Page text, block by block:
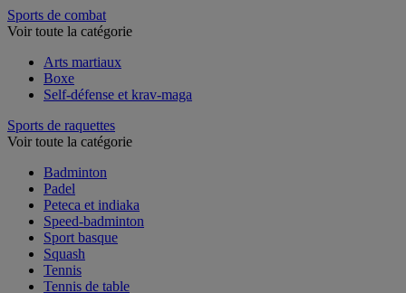
Sports de combat
Arts martiaux
Boxe
Sports de raquettes
Badminton
Padel
Peteca et indiaka
Speed-badminton
Sport basque
Squash
Tennis